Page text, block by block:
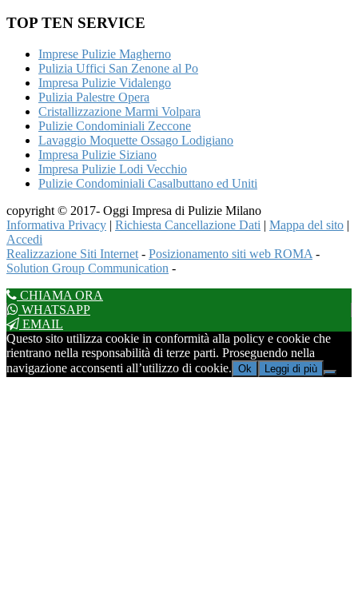
TOP TEN SERVICE
Imprese Pulizie Magherno
Pulizia Uffici San Zenone al Po
Impresa Pulizie Vidalengo
Pulizia Palestre Opera
Cristallizzazione Marmi Volpara
Pulizie Condominiali Zeccone
Lavaggio Moquette Ossago Lodigiano
Impresa Pulizie Siziano
Impresa Pulizie Lodi Vecchio
Pulizie Condominiali Casalbuttano ed Uniti
copyright © 2017- Oggi Impresa di Pulizie Milano
Informativa Privacy | Richiesta Cancellazione Dati | Mappa del sito |
Accedi
Realizzazione Siti Internet - Posizionamento siti web ROMA -
Solution Group Communication -
CHIAMA ORA
WHATSAPP
EMAIL
Questo sito utilizza cookie in conformità alla policy e cookie che
rientrano nella responsabilità di terze parti. Proseguendo nella
navigazione acconsenti all’utilizzo di cookie. Ok Leggi di più